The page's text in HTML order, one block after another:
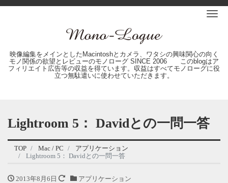
映像編集をメインとしたMacintoshとカメラ、ワタシの興味関心の向く
モノ関係の欲望とレビューのモノローグ SINCE 2006 このblogはア
フィリエイト広告等の収益を得ています。収益はすべてモノローグに役
立つ無駄遣いに使わせていただきます。
Lightroom 5： Davidとの一問一答
TOP Mac / PC
アプリケーション
Lightroom 5： Davidとの一問一答
2013年8月6日 アプリケーション